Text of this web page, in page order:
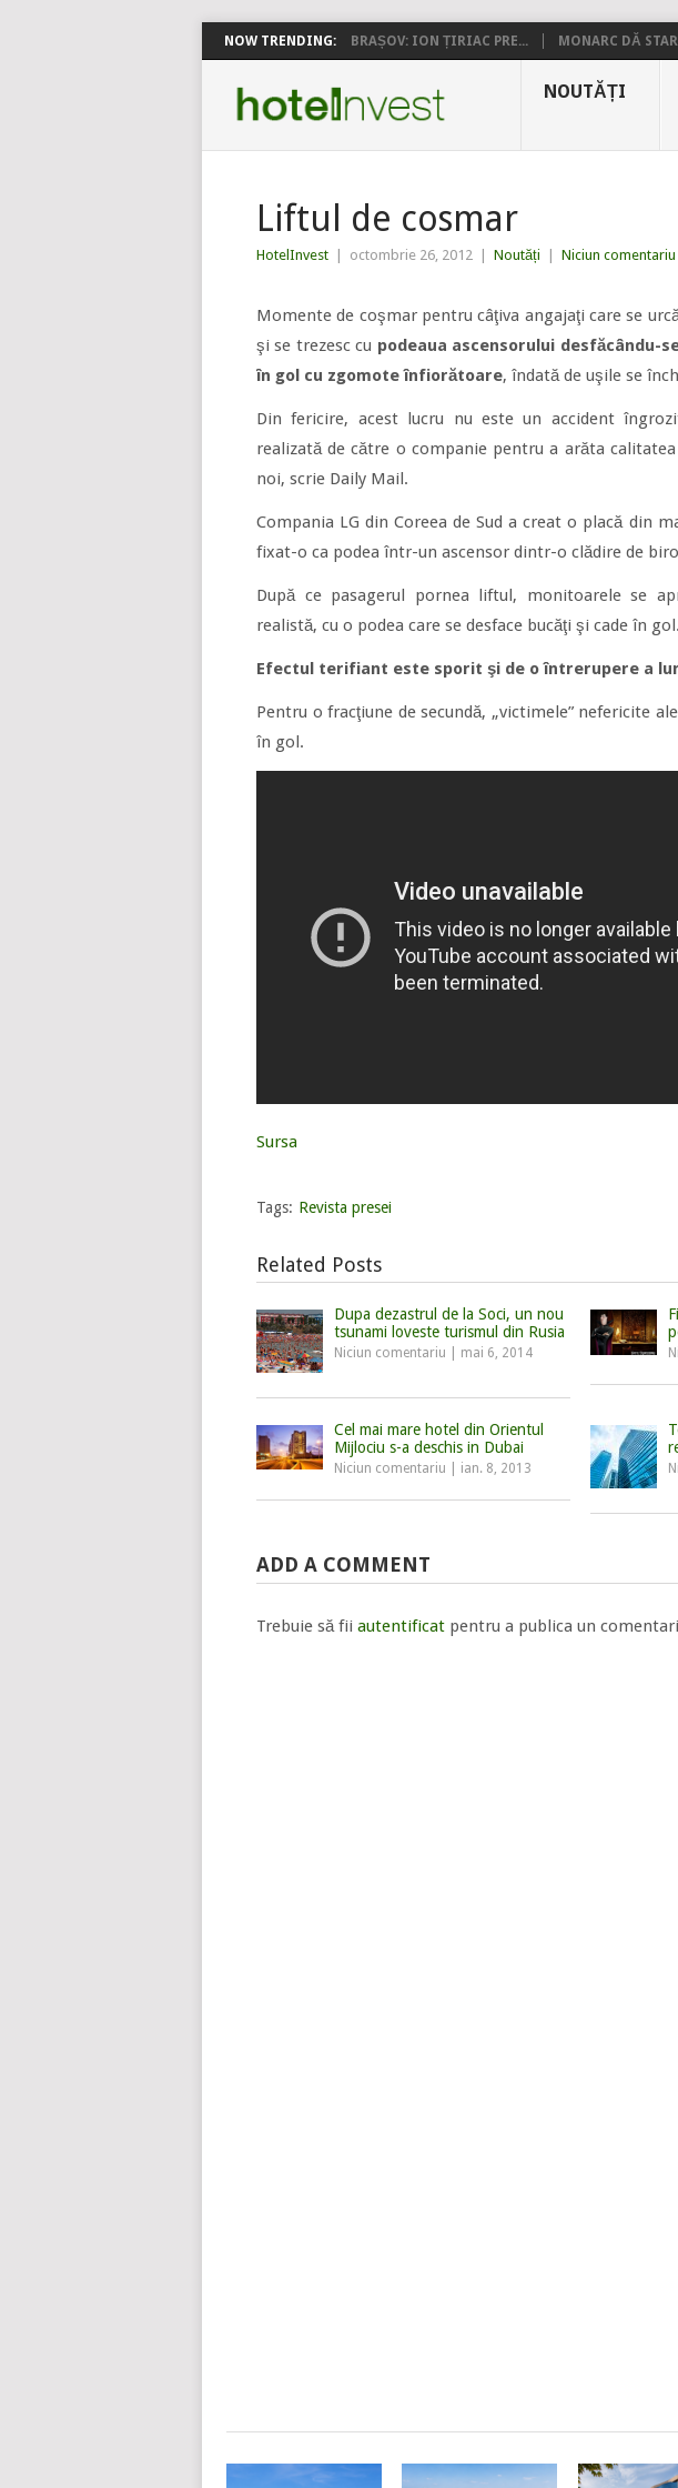
NOW TRENDING: BRAȘOV: ION ȚIRIAC PRE... MONARC DĂ
NOUTĂȚI
Liftul de cosmar
HotelInvest octombrie 26, 2012 Noutăți Niciun comentariu
Momente de coşmar pentru câţiva angajaţi care se
şi se trezesc cu podeaua ascensorului desfăcându-
în gol cu zgomote înfiorătoare, îndată de uşile se
Din fericire, acest lucru nu este un accident
realizată de către o companie pentru a arăta
noi, scrie Daily Mail.
Compania LG din Coreea de Sud a creat o placă din
fixat-o ca podea într-un ascensor dintr-o clădire de
După ce pasagerul pornea liftul, monitoarele se
realistă, cu o podea care se desface bucăţi şi cade în gol.
Efectul terifiant este sporit şi de o întrerupere a
Pentru o fracţiune de secundă, „victimele” nefericite
în gol.
Sursa
Tags: Revista presei
Related Posts
Dupa dezastrul de la Soci, un nou
tsunami loveste turismul din Rusia
Niciun comentariu mai 6, 2014
Cel mai mare hotel din Orientul
Mijlociu s-a deschis in Dubai
Niciun comentariu ian. 8, 2013
ADD A COMMENT
Trebuie să fii autentificat pentru a publica un